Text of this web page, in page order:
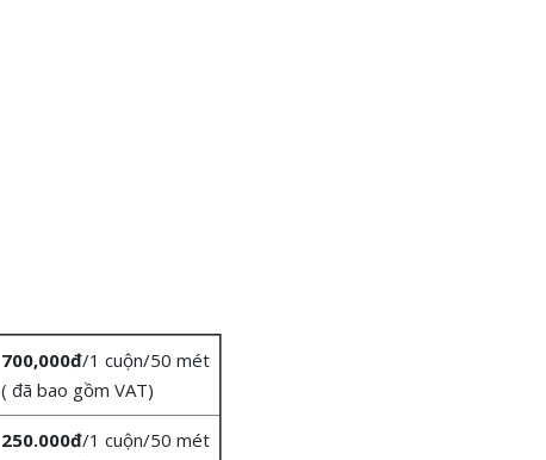
700,000đ/1 cuộn/50 mét
( đã bao gồm VAT)
250.000đ/1 cuộn/50 mét